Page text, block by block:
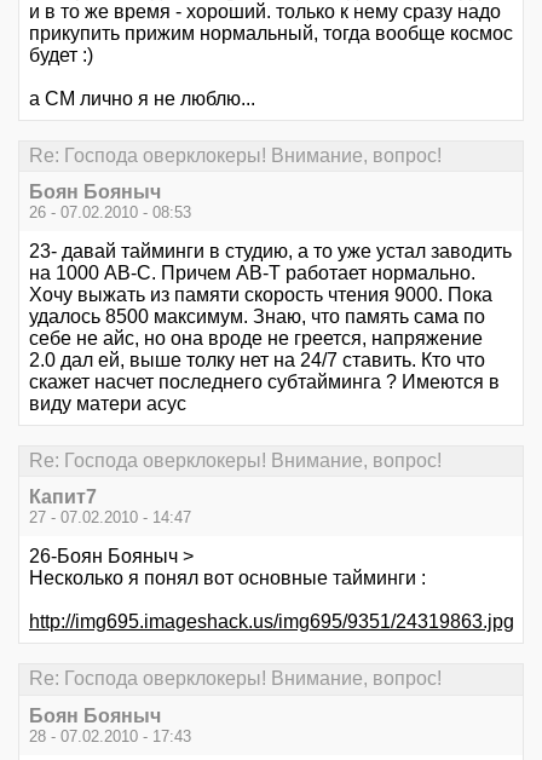
и в то же время - хороший. только к нему сразу надо
прикупить прижим нормальный, тогда вообще космос
будет :)
а СМ лично я не люблю...
Re: Господа оверклокеры! Внимание, вопрос!
Боян Бояныч
26 - 07.02.2010 - 08:53
23- давай тайминги в студию, а то уже устал заводить
на 1000 АВ-С. Причем АВ-Т работает нормально.
Хочу выжать из памяти скорость чтения 9000. Пока
удалось 8500 максимум. Знаю, что память сама по
себе не айс, но она вроде не греется, напряжение
2.0 дал ей, выше толку нет на 24/7 ставить. Кто что
скажет насчет последнего субтайминга ? Имеются в
виду матери асус
Re: Господа оверклокеры! Внимание, вопрос!
Капит7
27 - 07.02.2010 - 14:47
26-Боян Бояныч >
Несколько я понял вот основные тайминги :
http://img695.imageshack.us/img695/9351/24319863.jpg
Re: Господа оверклокеры! Внимание, вопрос!
Боян Бояныч
28 - 07.02.2010 - 17:43